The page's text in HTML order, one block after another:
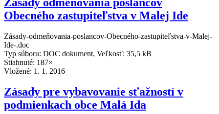
Zásady odmeňovania poslancov
Obecného zastupiteľstva v Malej Ide
Zásady-odmeňovania-poslancov-Obecného-zastupiteľstva-v-Malej-
Ide-.doc
Typ súboru: DOC dokument, Veľkosť: 35,5 kB
Stiahnuté: 187×
Vložené: 1. 1. 2016
Zásady pre vybavovanie sťažností v
podmienkach obce Malá Ida